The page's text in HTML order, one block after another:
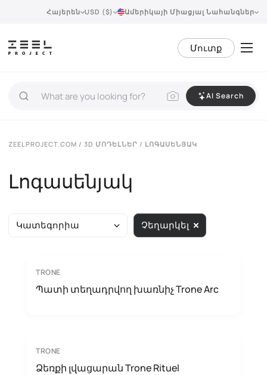
Հայերեն USD ($) Ամերիկայի Միացյալ Նահանգներ
Մուտք
AI Search
ZEELPROJECT.COM / 3D ՄՈԴԵԼՆԵՐ / ԼՈԳԱՍԵՆՅԱԿ
Լոգասենյակ
Կատեգորիա Չեղարկել
TRONE
Պատի տեղադրվող խառնիչ Trone Arc
TRONE
Ձեռքի լվացարան Trone Rituel